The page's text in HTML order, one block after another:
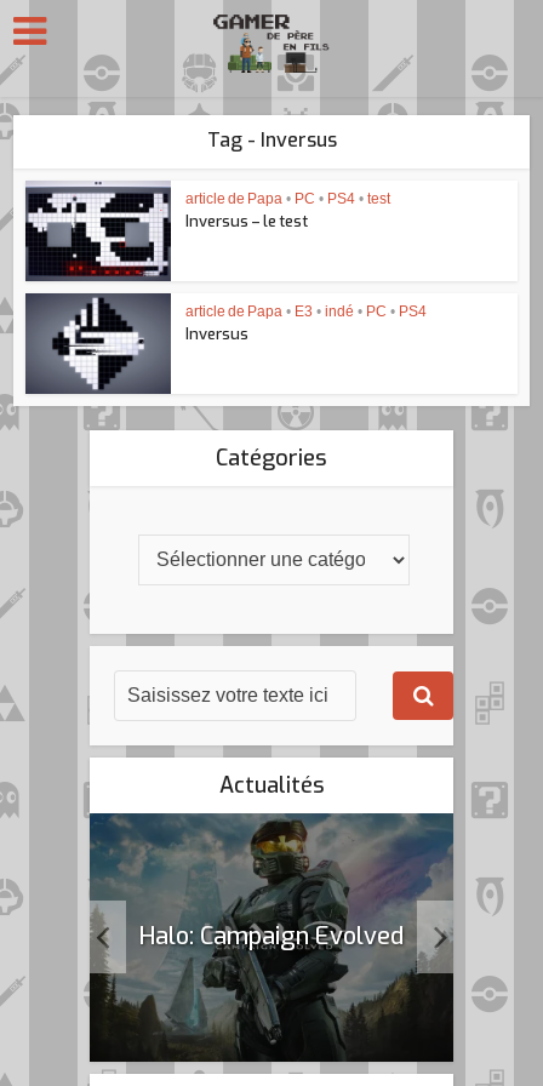
Tag - Inversus
article de Papa • PC • PS4 • test
Inversus – le test
article de Papa • E3 • indé • PC • PS4
Inversus
Catégories
Actualités
Halo: Campaign Evolved